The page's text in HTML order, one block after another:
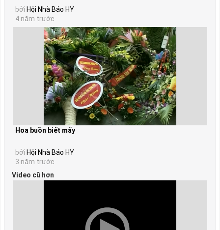
bởi Hội Nhà Báo HY
4 năm trước
Hoa buồn biết mấy
bởi Hội Nhà Báo HY
3 năm trước
Video cũ hơn